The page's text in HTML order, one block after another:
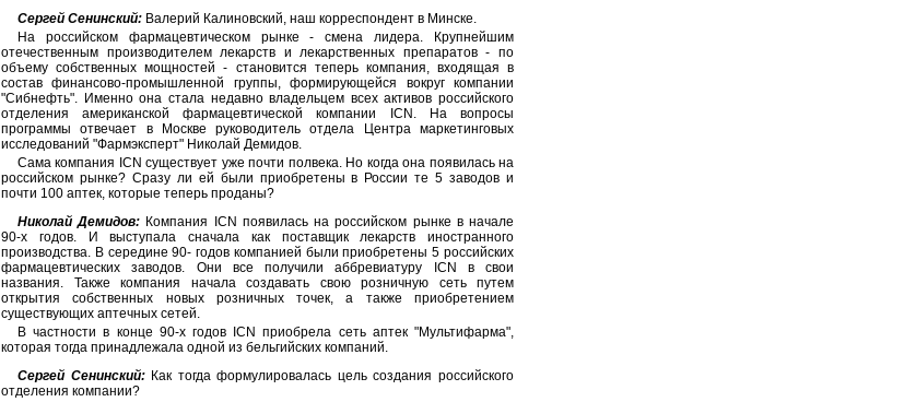
Сергей Сенинский: Валерий Калиновский, наш корреспондент в Минске.
На российском фармацевтическом рынке - смена лидера. Крупнейшим
отечественным производителем лекарств и лекарственных препаратов - по
объему собственных мощностей - становится теперь компания, входящая в
состав финансово-промышленной группы, формирующейся вокруг компании
"Сибнефть". Именно она стала недавно владельцем всех активов российского
отделения американской фармацевтической компании ICN. На вопросы
программы отвечает в Москве руководитель отдела Центра маркетинговых
исследований "Фармэксперт" Николай Демидов.
Сама компания ICN существует уже почти полвека. Но когда она появилась на
российском рынке? Сразу ли ей были приобретены в России те 5 заводов и
почти 100 аптек, которые теперь проданы?
Николай Демидов: Компания ICN появилась на российском рынке в начале
90-х годов. И выступала сначала как поставщик лекарств иностранного
производства. В середине 90- годов компанией были приобретены 5 российских
фармацевтических заводов. Они все получили аббревиатуру ICN в свои
названия. Также компания начала создавать свою розничную сеть путем
открытия собственных новых розничных точек, а также приобретением
существующих аптечных сетей.
В частности в конце 90-х годов ICN приобрела сеть аптек "Мультифарма",
которая тогда принадлежала одной из бельгийских компаний.
Сергей Сенинский:Как тогда формулировалась цель создания российского
отделения компании?